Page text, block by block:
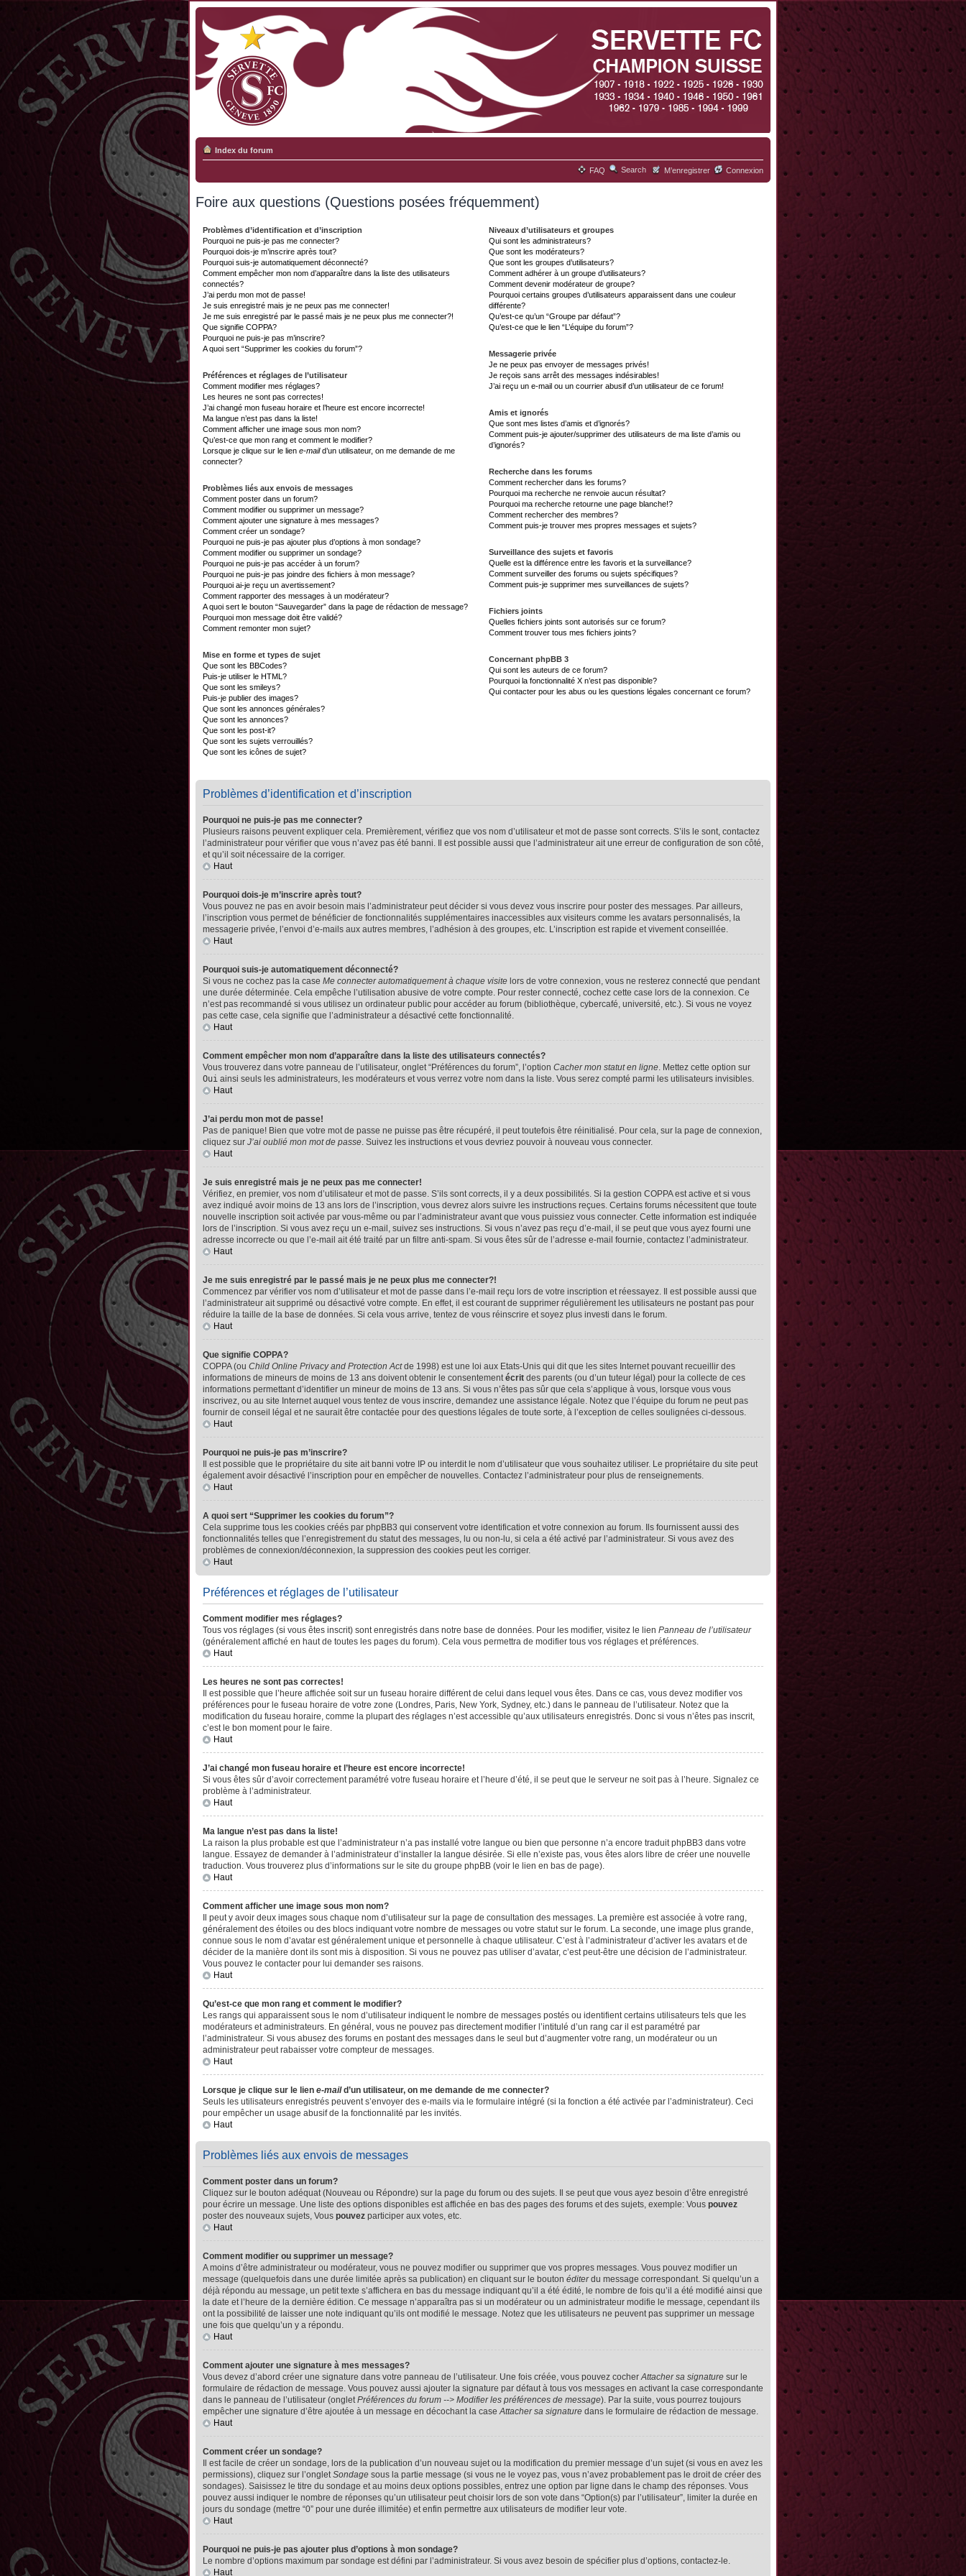
Index du forum
FAQ Search M’enregistrer Connexion
Foire aux questions (Questions posées fréquemment)
Problèmes d’identification et d’inscription
Pourquoi ne puis-je pas me connecter?
Pourquoi dois-je m’inscrire après tout?
Pourquoi suis-je automatiquement déconnecté?
Comment empêcher mon nom d’apparaître dans la liste des utilisateurs
connectés?
J’ai perdu mon mot de passe!
Je suis enregistré mais je ne peux pas me connecter!
Je me suis enregistré par le passé mais je ne peux plus me connecter?!
Que signifie COPPA?
Pourquoi ne puis-je pas m’inscrire?
A quoi sert “Supprimer les cookies du forum”?
Préférences et réglages de l’utilisateur
Comment modifier mes réglages?
Les heures ne sont pas correctes!
J’ai changé mon fuseau horaire et l’heure est encore incorrecte!
Ma langue n’est pas dans la liste!
Comment afficher une image sous mon nom?
Qu’est-ce que mon rang et comment le modifier?
Lorsque je clique sur le lien e-maild’un utilisateur, on me demande de me
connecter?
Problèmes liés aux envois de messages
Comment poster dans un forum?
Comment modifier ou supprimer un message?
Comment ajouter une signature à mes messages?
Comment créer un sondage?
Pourquoi ne puis-je pas ajouter plus d’options à mon sondage?
Comment modifier ou supprimer un sondage?
Pourquoi ne puis-je pas accéder à un forum?
Pourquoi ne puis-je pas joindre des fichiers à mon message?
Pourquoi ai-je reçu un avertissement?
Comment rapporter des messages à un modérateur?
A quoi sert le bouton “Sauvegarder” dans la page de rédaction de message?
Pourquoi mon message doit être validé?
Comment remonter mon sujet?
Mise en forme et types de sujet
Que sont les BBCodes?
Puis-je utiliser le HTML?
Que sont les smileys?
Puis-je publier des images?
Que sont les annonces générales?
Que sont les annonces?
Que sont les post-it?
Que sont les sujets verrouillés?
Que sont les icônes de sujet?
Niveaux d’utilisateurs et groupes
Qui sont les administrateurs?
Que sont les modérateurs?
Que sont les groupes d’utilisateurs?
Comment adhérer à un groupe d’utilisateurs?
Comment devenir modérateur de groupe?
Pourquoi certains groupes d’utilisateurs apparaissent dans une couleur
différente?
Qu’est-ce qu’un “Groupe par défaut”?
Qu’est-ce que le lien “L’équipe du forum”?
Messagerie privée
Je ne peux pas envoyer de messages privés!
Je reçois sans arrêt des messages indésirables!
J’ai reçu un e-mail ou un courrier abusif d’un utilisateur de ce forum!
Amis et ignorés
Que sont mes listes d’amis et d’ignorés?
Comment puis-je ajouter/supprimer des utilisateurs de ma liste d’amis ou
d’ignorés?
Recherche dans les forums
Comment rechercher dans les forums?
Pourquoi ma recherche ne renvoie aucun résultat?
Pourquoi ma recherche retourne une page blanche!?
Comment rechercher des membres?
Comment puis-je trouver mes propres messages et sujets?
Surveillance des sujets et favoris
Quelle est la différence entre les favoris et la surveillance?
Comment surveiller des forums ou sujets spécifiques?
Comment puis-je supprimer mes surveillances de sujets?
Fichiers joints
Quelles fichiers joints sont autorisés sur ce forum?
Comment trouver tous mes fichiers joints?
Concernant phpBB 3
Qui sont les auteurs de ce forum?
Pourquoi la fonctionnalité X n’est pas disponible?
Qui contacter pour les abus ou les questions légales concernant ce forum?
Problèmes d’identification et d’inscription
Pourquoi ne puis-je pas me connecter?
Plusieurs raisons peuvent expliquer cela. Premièrement, vérifiez que vos nom d’utilisateur et mot de passe sont corrects. S’ils le sont, contactez
l’administrateur pour vérifier que vous n’avez pas été banni. Il est possible aussi que l’administrateur ait une erreur de configuration de son côté,
et qu’il soit nécessaire de la corriger.
Haut
Pourquoi dois-je m’inscrire après tout?
Vous pouvez ne pas en avoir besoin mais l’administrateur peut décider si vous devez vous inscrire pour poster des messages. Par ailleurs,
l’inscription vous permet de bénéficier de fonctionnalités supplémentaires inaccessibles aux visiteurs comme les avatars personnalisés, la
messagerie privée, l’envoi d’e-mails aux autres membres, l’adhésion à des groupes, etc. L’inscription est rapide et vivement conseillée.
Haut
Pourquoi suis-je automatiquement déconnecté?
Si vous ne cochez pas la case Me connecter automatiquement à chaque visite lors de votre connexion, vous ne resterez connecté que pendant
une durée déterminée. Cela empêche l’utilisation abusive de votre compte. Pour rester connecté, cochez cette case lors de la connexion. Ce
n’est pas recommandé si vous utilisez un ordinateur public pour accéder au forum (bibliothèque, cybercafé, université, etc.). Si vous ne voyez
pas cette case, cela signifie que l’administrateur a désactivé cette fonctionnalité.
Haut
Comment empêcher mon nom d’apparaître dans la liste des utilisateurs connectés?
Vous trouverez dans votre panneau de l’utilisateur, onglet “Préférences du forum”, l’option Cacher mon statut en ligne. Mettez cette option sur
Oui ainsi seuls les administrateurs, les modérateurs et vous verrez votre nom dans la liste. Vous serez compté parmi les utilisateurs invisibles.
Haut
J’ai perdu mon mot de passe!
Pas de panique! Bien que votre mot de passe ne puisse pas être récupéré, il peut toutefois être réinitialisé. Pour cela, sur la page de connexion,
cliquez sur J’ai oublié mon mot de passe. Suivez les instructions et vous devriez pouvoir à nouveau vous connecter.
Haut
Je suis enregistré mais je ne peux pas me connecter!
Vérifiez, en premier, vos nom d’utilisateur et mot de passe. S’ils sont corrects, il y a deux possibilités. Si la gestion COPPA est active et si vous
avez indiqué avoir moins de 13 ans lors de l’inscription, vous devrez alors suivre les instructions reçues. Certains forums nécessitent que toute
nouvelle inscription soit activée par vous-même ou par l’administrateur avant que vous puissiez vous connecter. Cette information est indiquée
lors de l’inscription. Si vous avez reçu un e-mail, suivez ses instructions. Si vous n’avez pas reçu d’e-mail, il se peut que vous ayez fourni une
adresse incorrecte ou que l’e-mail ait été traité par un filtre anti-spam. Si vous êtes sûr de l’adresse e-mail fournie, contactez l’administrateur.
Haut
Je me suis enregistré par le passé mais je ne peux plus me connecter?!
Commencez par vérifier vos nom d’utilisateur et mot de passe dans l’e-mail reçu lors de votre inscription et réessayez. Il est possible aussi que
l’administrateur ait supprimé ou désactivé votre compte. En effet, il est courant de supprimer régulièrement les utilisateurs ne postant pas pour
réduire la taille de la base de données. Si cela vous arrive, tentez de vous réinscrire et soyez plus investi dans le forum.
Haut
Que signifie COPPA?
COPPA (ou Child Online Privacy and Protection Actde 1998) est une loi aux Etats-Unis qui dit que les sites Internet pouvant recueillir des
informations de mineurs de moins de 13 ans doivent obtenir le consentementécrit des parents (ou d’un tuteur légal) pour la collecte de ces
informations permettant d’identifier un mineur de moins de 13 ans. Si vous n’êtes pas sûr que cela s’applique à vous, lorsque vous vous
inscrivez, ou au site Internet auquel vous tentez de vous inscrire, demandez une assistance légale. Notez que l’équipe du forum ne peut pas
fournir de conseil légal et ne saurait être contactée pour des questions légales de toute sorte, à l’exception de celles soulignées ci-dessous.
Haut
Pourquoi ne puis-je pas m’inscrire?
Il est possible que le propriétaire du site ait banni votre IP ou interdit le nom d’utilisateur que vous souhaitez utiliser. Le propriétaire du site peut
également avoir désactivé l’inscription pour en empêcher de nouvelles. Contactez l’administrateur pour plus de renseignements.
Haut
A quoi sert “Supprimer les cookies du forum”?
Cela supprime tous les cookies créés par phpBB3 qui conservent votre identification et votre connexion au forum. Ils fournissent aussi des
fonctionnalités telles que l’enregistrement du statut des messages, lu ou non-lu, si cela a été activé par l’administrateur. Si vous avez des
problèmes de connexion/déconnexion, la suppression des cookies peut les corriger.
Haut
Préférences et réglages de l’utilisateur
Comment modifier mes réglages?
Tous vos réglages (si vous êtes inscrit) sont enregistrés dans notre base de données. Pour les modifier, visitez le lien Panneau de l’utilisateur
(généralement affiché en haut de toutes les pages du forum). Cela vous permettra de modifier tous vos réglages et préférences.
Haut
Les heures ne sont pas correctes!
Il est possible que l’heure affichée soit sur un fuseau horaire différent de celui dans lequel vous êtes. Dans ce cas, vous devez modifier vos
préférences pour le fuseau horaire de votre zone (Londres, Paris, New York, Sydney, etc.) dans le panneau de l’utilisateur. Notez que la
modification du fuseau horaire, comme la plupart des réglages n’est accessible qu’aux utilisateurs enregistrés. Donc si vous n’êtes pas inscrit,
c’est le bon moment pour le faire.
Haut
J’ai changé mon fuseau horaire et l’heure est encore incorrecte!
Si vous êtes sûr d’avoir correctement paramétré votre fuseau horaire et l’heure d’été, il se peut que le serveur ne soit pas à l’heure. Signalez ce
problème à l’administrateur.
Haut
Ma langue n’est pas dans la liste!
La raison la plus probable est que l’administrateur n’a pas installé votre langue ou bien que personne n’a encore traduit phpBB3 dans votre
langue. Essayez de demander à l’administrateur d’installer la langue désirée. Si elle n’existe pas, vous êtes alors libre de créer une nouvelle
traduction. Vous trouverez plus d’informations sur le site du groupe phpBB (voir le lien en bas de page).
Haut
Comment afficher une image sous mon nom?
Il peut y avoir deux images sous chaque nom d’utilisateur sur la page de consultation des messages. La première est associée à votre rang,
généralement des étoiles ou des blocs indiquant votre nombre de messages ou votre statut sur le forum. La seconde, une image plus grande,
connue sous le nom d’avatar est généralement unique et personnelle à chaque utilisateur. C’est à l’administrateur d’activer les avatars et de
décider de la manière dont ils sont mis à disposition. Si vous ne pouvez pas utiliser d’avatar, c’est peut-être une décision de l’administrateur.
Vous pouvez le contacter pour lui demander ses raisons.
Haut
Qu’est-ce que mon rang et comment le modifier?
Les rangs qui apparaissent sous le nom d’utilisateur indiquent le nombre de messages postés ou identifient certains utilisateurs tels que les
modérateurs et administrateurs. En général, vous ne pouvez pas directement modifier l’intitulé d’un rang car il est paramétré par
l’administrateur. Si vous abusez des forums en postant des messages dans le seul but d’augmenter votre rang, un modérateur ou un
administrateur peut rabaisser votre compteur de messages.
Haut
Lorsque je clique sur le lien e-maild’un utilisateur, on me demande de me connecter?
Seuls les utilisateurs enregistrés peuvent s’envoyer des e-mails via le formulaire intégré (si la fonction a été activée par l’administrateur). Ceci
pour empêcher un usage abusif de la fonctionnalité par les invités.
Haut
Problèmes liés aux envois de messages
Comment poster dans un forum?
Cliquez sur le bouton adéquat (Nouveau ou Répondre) sur la page du forum ou des sujets. Il se peut que vous ayez besoin d’être enregistré
pour écrire un message. Une liste des options disponibles est affichée en bas des pages des forums et des sujets, exemple: Vous pouvez
poster des nouveaux sujets, Vous pouvez participer aux votes, etc.
Haut
Comment modifier ou supprimer un message?
A moins d’être administrateur ou modérateur, vous ne pouvez modifier ou supprimer que vos propres messages. Vous pouvez modifier un
message (quelquefois dans une durée limitée après sa publication) en cliquant sur le bouton éditerdu message correspondant. Si quelqu’un a
déjà répondu au message, un petit texte s’affichera en bas du message indiquant qu’il a été édité, le nombre de fois qu’il a été modifié ainsi que
la date et l’heure de la dernière édition. Ce message n’apparaîtra pas si un modérateur ou un administrateur modifie le message, cependant ils
ont la possibilité de laisser une note indiquant qu’ils ont modifié le message. Notez que les utilisateurs ne peuvent pas supprimer un message
une fois que quelqu’un y a répondu.
Haut
Comment ajouter une signature à mes messages?
Vous devez d’abord créer une signature dans votre panneau de l’utilisateur. Une fois créée, vous pouvez cocherAttacher sa signature sur le
formulaire de rédaction de message. Vous pouvez aussi ajouter la signature par défaut à tous vos messages en activant la case correspondante
dans le panneau de l’utilisateur (ongletPréférences du forum --> Modifier les préférences de message). Par la suite, vous pourrez toujours
empêcher une signature d’être ajoutée à un message en décochant la caseAttacher sa signature dans le formulaire de rédaction de message.
Haut
Comment créer un sondage?
Il est facile de créer un sondage, lors de la publication d’un nouveau sujet ou la modification du premier message d’un sujet (si vous en avez les
permissions), cliquez sur l’ongletSondage sous la partie message (si vous ne le voyez pas, vous n’avez probablement pas le droit de créer des
sondages). Saisissez le titre du sondage et au moins deux options possibles, entrez une option par ligne dans le champ des réponses. Vous
pouvez aussi indiquer le nombre de réponses qu’un utilisateur peut choisir lors de son vote dans “Option(s) par l’utilisateur”, limiter la durée en
jours du sondage (mettre “0” pour une durée illimitée) et enfin permettre aux utilisateurs de modifier leur vote.
Haut
Pourquoi ne puis-je pas ajouter plus d’options à mon sondage?
Le nombre d’options maximum par sondage est défini par l’administrateur. Si vous avez besoin de spécifier plus d’options, contactez-le.
Haut